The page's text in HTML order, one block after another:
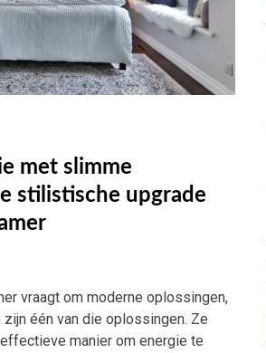
met slimme
stilistische upgrade
vraagt om moderne oplossingen,
één van die oplossingen. Ze
manier om energie te